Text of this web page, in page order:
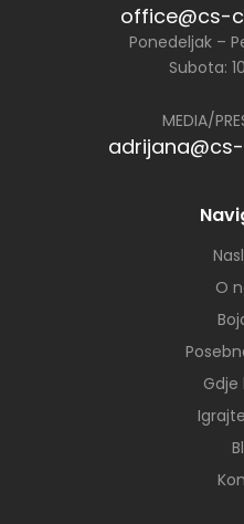
office@cs-
Ponedeljak –
Subota:
MEDIA/
O
Gdje